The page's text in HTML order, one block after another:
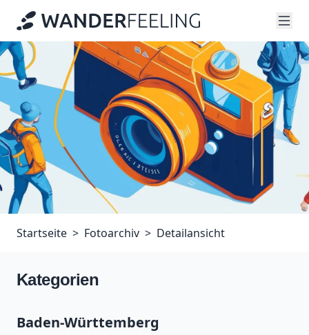
Startseite Fotoarchiv Detailansicht
Kategorien
Baden-Württemberg